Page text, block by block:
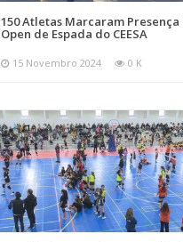
150 Atletas Marcaram Presença
Open de Espada do CEESA
15 Novembro 2024 0 K